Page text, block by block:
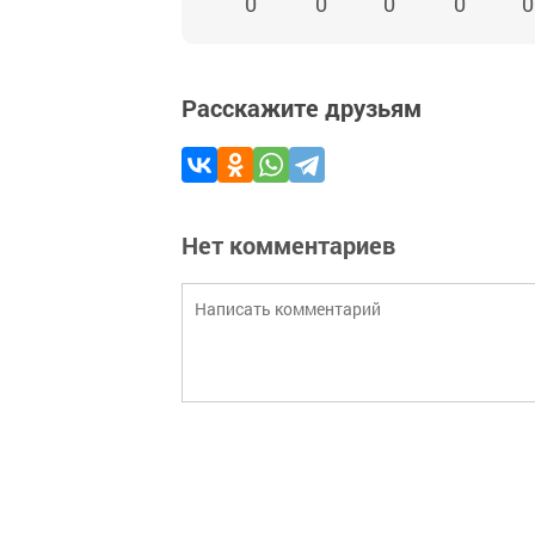
Расскажите друзьям
Нет комментариев